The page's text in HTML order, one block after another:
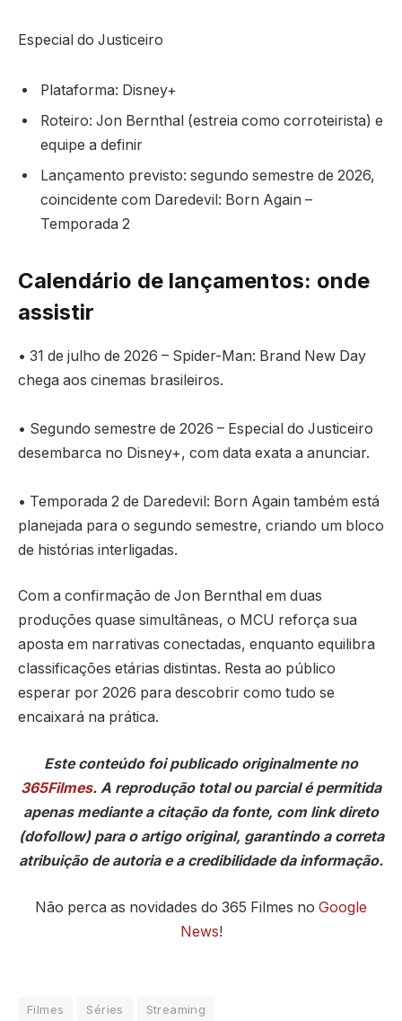
Especial do Justiceiro
Plataforma: Disney+
Roteiro: Jon Bernthal (estreia como corroteirista) e
equipe a definir
Lançamento previsto: segundo semestre de 2026,
coincidente com Daredevil: Born Again –
Temporada 2
Calendário de lançamentos: onde
assistir
• 31 de julho de 2026 – Spider-Man: Brand New Day
chega aos cinemas brasileiros.
• Segundo semestre de 2026 – Especial do Justiceiro
desembarca no Disney+, com data exata a anunciar.
• Temporada 2 de Daredevil: Born Again também está
planejada para o segundo semestre, criando um bloco
de histórias interligadas.
Com a confirmação de Jon Bernthal em duas
produções quase simultâneas, o MCU reforça sua
aposta em narrativas conectadas, enquanto equilibra
classificações etárias distintas. Resta ao público
esperar por 2026 para descobrir como tudo se
encaixará na prática.
Este conteúdo foi publicado originalmente no
365Filmes. A reprodução total ou parcial é permitida
apenas mediante a citação da fonte, com link direto
(dofollow) para o artigo original, garantindo a correta
atribuição de autoria e a credibilidade da informação.
Não perca as novidades do 365 Filmes no Google
News!
Filmes Séries Streaming